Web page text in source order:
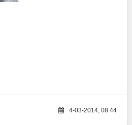
4-03-2014, 08:44